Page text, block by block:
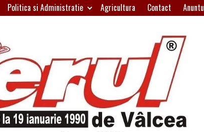
Politica si Administratie Agricultura Contact